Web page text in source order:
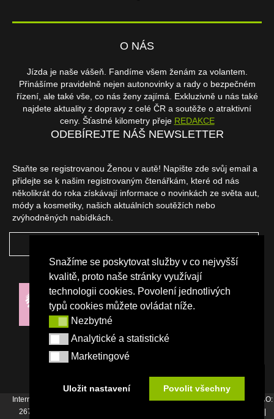
Snažíme se poskytovat služby v co nejvyšší
kvalitě, proto naše stránky využívají
technologii cookies. Povolení jednotlivých
typů cookies můžete ovládat níže.
NezbytnéNezbytné
Analytické a statistické
Analytické a statistické
Marketingové
Marketingové
Uložit nastavení Povolit všechny
O NÁS
Jízda je naše vášeň. Fandíme všem ženám za volantem.
Přinášíme pravidelně nejen autonovinky a rady o bezpečném
řízení, ale také vše, co nás ženy zajímá. Exkluzivně u nás také
najdete aktuality z dopravy z celé ČR a soutěže o atraktivní
ceny. Šťastné kilometry přeje REDAKCE
ODEBÍREJTE NÁŠ NEWSLETTER
Staňte se registrovanou Ženou v autě! Napište zde svůj email a
přidejte se k našim registrovaným čtenářkám, které od nás
několikrát do roka získávají informace o novinkách ze světa aut,
módy a kosmetiky, našich aktuálních soutěžích nebo
zvýhodněných nabídkách.
NAŠI PARTNEŘI
Internetový magazín Žena v autě vydává vydavatelství Srdce Evropy s.r.o., IČO:
26744007, Bořivojova 17, Praha 3, Tel. : +420 222 726 364 |